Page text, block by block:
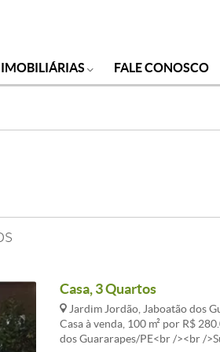
IMOBILIÁRIAS FALE CONOSCO
Casa, 3 Quartos
Jardim Jordão, Jaboatão dos
Casa à venda, 100 m² por R$
dos Guararapes/PE<br /><br /